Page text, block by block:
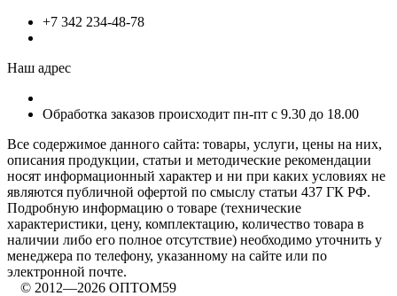
+7 342 234-48-78
Наш адрес
Обработка заказов происходит пн-пт с 9.30 до 18.00
Все содержимое данного сайта: товары, услуги, цены на них,
описания продукции, статьи и методические рекомендации
носят информационный характер и ни при каких условиях не
являются публичной офертой по смыслу статьи 437 ГК РФ.
Подробную информацию о товаре (технические
характеристики, цену, комплектацию, количество товара в
наличии либо его полное отсутствие) необходимо уточнить у
менеджера по телефону, указанному на сайте или по
электронной почте.
© 2012—2026 ОПТОМ59